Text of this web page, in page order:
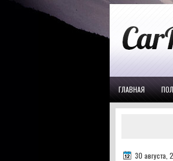
ГЛАВНАЯ
30 августа,